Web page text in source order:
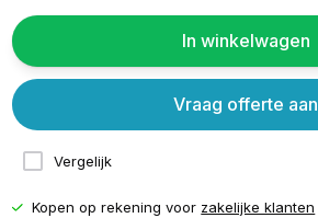
In winkelwagen
Vergelijk
Vraag offerte aan
Kopen op rekening voor zakelijke klanten